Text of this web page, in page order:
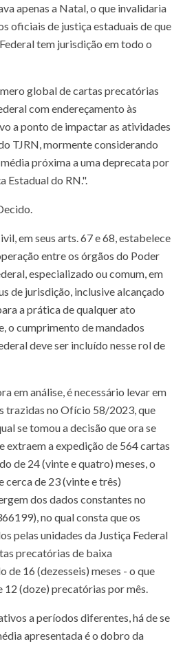
apenas a Natal, o que invalidaria
oficiais de justiça estaduais de que
tem jurisdição em todo o
global de cartas precatórias
com endereçamento às
a ponto de impactar as atividades
TJRN, mormente considerando
próxima a uma deprecata por
Estadual do RN.".
em seus arts. 67 e 68, estabelece
entre os órgãos do Poder
especializado ou comum, em
de jurisdição, inclusive alcançado
a prática de qualquer ato
o cumprimento de mandados
deve ser incluído nesse rol de
em análise, é necessário levar em
trazidas no Ofício 58/2023, que
se tomou a decisão que ora se
extraem a expedição de 564 cartas
de 24 (vinte e quatro) meses, o
cerca de 23 (vinte e três)
dos dados constantes no
no qual consta que os
pelas unidades da Justiça Federal
precatórias de baixa
de 16 (dezesseis) meses - o que
12 (doze) precatórias por mês.
a períodos diferentes, há de se
apresentada é o dobro da